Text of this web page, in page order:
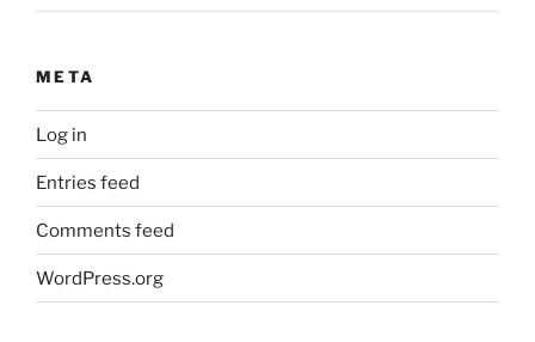
META
Log in
Entries feed
Comments feed
WordPress.org